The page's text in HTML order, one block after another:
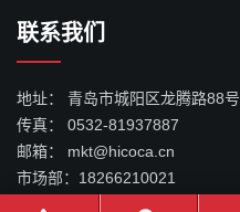
联系我们
地址：
青岛市城阳区龙腾路88号
传真：
0532-81937887
邮箱：
mkt@hicoca.cn
市场部： 18266210021
国际贸易：
18563922592